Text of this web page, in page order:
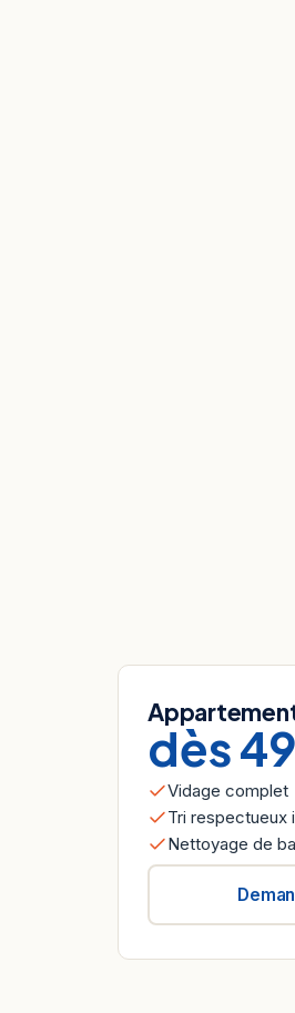
dès
Vidage complet
Tri respectueux
Nettoyage de